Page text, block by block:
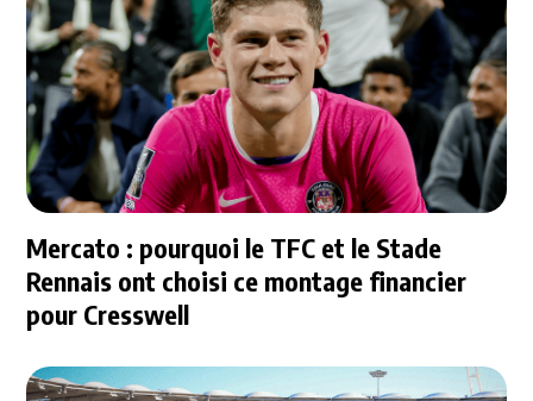
Mercato : pourquoi le TFC et le Stade
Rennais ont choisi ce montage financier
pour Cresswell